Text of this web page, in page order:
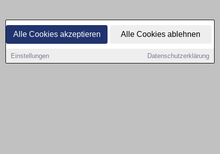
Alle Cookies akzeptieren Alle Cookies ablehnen
Einstellungen Datenschutzerklärung